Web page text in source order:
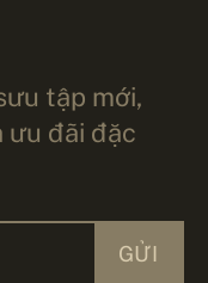
tập mới,
ưu đãi đặc
GỬI